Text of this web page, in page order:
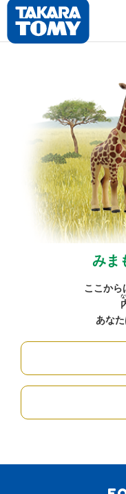
みま
ここから
な
あな